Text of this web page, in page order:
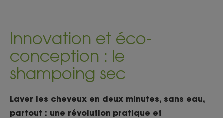
Innovation et éco-
conception : le
shampoing sec
Laver les cheveux en deux minutes, sans eau,
partout : une révolution pratique et